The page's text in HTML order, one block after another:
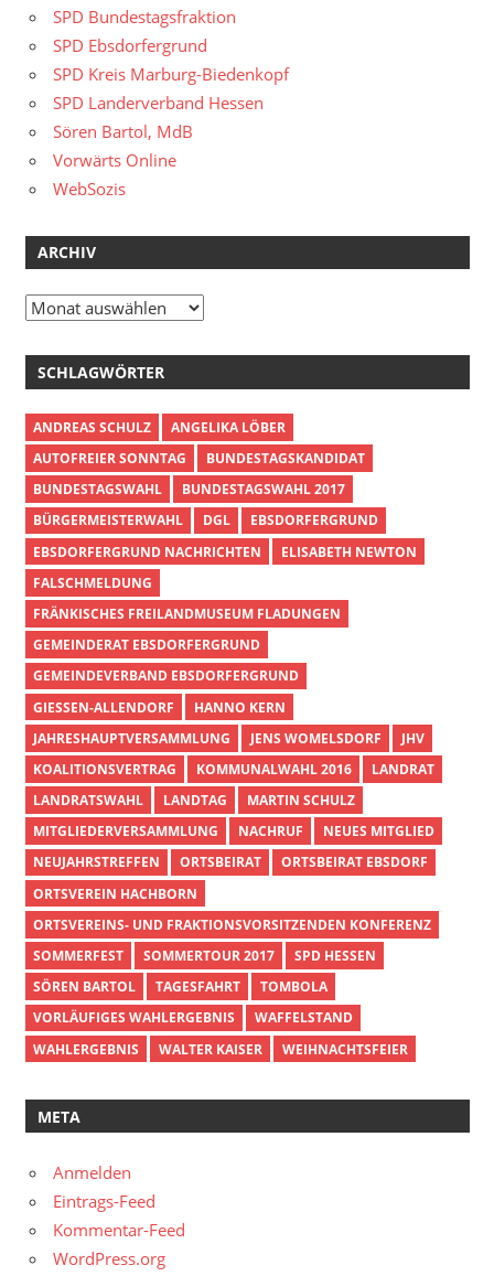
SPD Bundestagsfraktion
SPD Ebsdorfergrund
SPD Kreis Marburg-Biedenkopf
SPD Landerverband Hessen
Sören Bartol, MdB
Vorwärts Online
WebSozis
ARCHIV
Archiv
SCHLAGWÖRTER
ANDREAS SCHULZ
ANGELIKA LÖBER
AUTOFREIER SONNTAG
BUNDESTAGSKANDIDAT
BUNDESTAGSWAHL
BUNDESTAGSWAHL 2017
BÜRGERMEISTERWAHL
DGL
EBSDORFERGRUND
EBSDORFERGRUND NACHRICHTEN
ELISABETH NEWTON
FALSCHMELDUNG
FRÄNKISCHES FREILANDMUSEUM FLADUNGEN
GEMEINDERAT EBSDORFERGRUND
GEMEINDEVERBAND EBSDORFERGRUND
GIESSEN-ALLENDORF
HANNO KERN
JAHRESHAUPTVERSAMMLUNG
JENS WOMELSDORF
JHV
KOALITIONSVERTRAG
KOMMUNALWAHL 2016
LANDRAT
LANDRATSWAHL
LANDTAG
MARTIN SCHULZ
MITGLIEDERVERSAMMLUNG
NACHRUF
NEUES MITGLIED
NEUJAHRSTREFFEN
ORTSBEIRAT
ORTSBEIRAT EBSDORF
ORTSVEREIN HACHBORN
ORTSVEREINS- UND FRAKTIONSVORSITZENDEN KONFERENZ
SOMMERFEST
SOMMERTOUR 2017
SPD HESSEN
SÖREN BARTOL
TAGESFAHRT
TOMBOLA
VORLÄUFIGES WAHLERGEBNIS
WAFFELSTAND
WAHLERGEBNIS
WALTER KAISER WEIHNACHTSFEIER
META
Anmelden
Eintrags-Feed
Kommentar-Feed
WordPress.org